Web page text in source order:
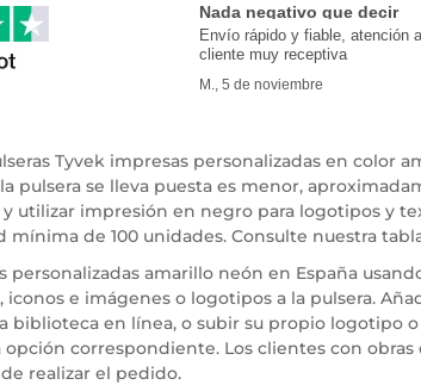
Nada negativo que decir
Envío rápido y fiable, atención
cliente muy receptiva
M., 5 de noviembre
Tyvek impresas personalizadas en color
pulsera se lleva puesta es menor,
utilizar impresión en negro para logotipos y
mínima de 100 unidades. Consulte nuestra
personalizadas amarillo neón en España
e imágenes o logotipos a la pulsera.
biblioteca en línea, o subir su propio logotipo
opción correspondiente. Los clientes con
realizar el pedido.